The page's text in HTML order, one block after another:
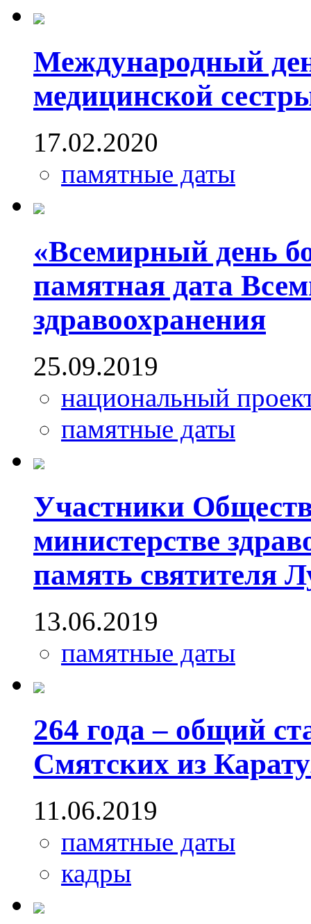
Международный
медицинской
17.02.2020
памятные даты
«Всемирный день
памятная дата
здравоохранения
25.09.2019
национальный
памятные даты
Участники
министерстве
память святителя
13.06.2019
памятные даты
264 года – общий
Смятских из
11.06.2019
памятные даты
кадры